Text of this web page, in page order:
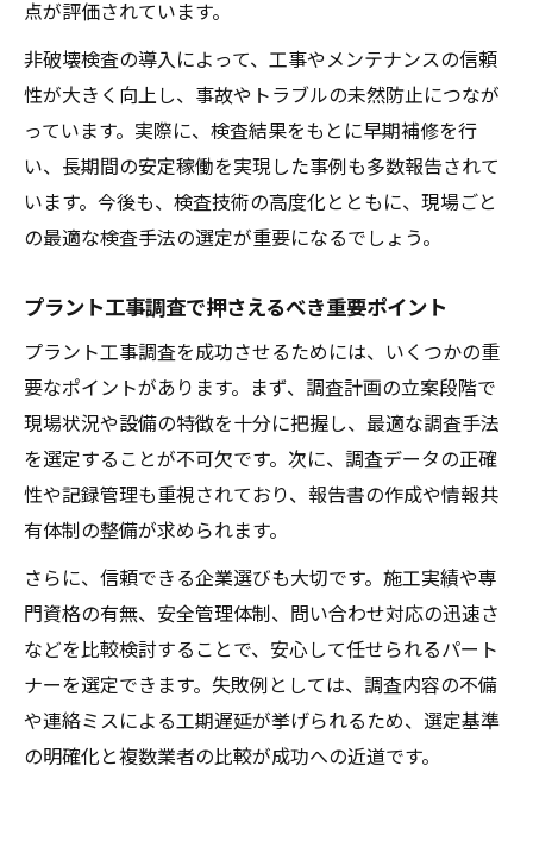
点が評価されています。
非破壊検査の導入によって、工事やメンテナンスの信頼
性が大きく向上し、事故やトラブルの未然防止につなが
っています。実際に、検査結果をもとに早期補修を行
い、長期間の安定稼働を実現した事例も多数報告されて
います。今後も、検査技術の高度化とともに、現場ごと
の最適な検査手法の選定が重要になるでしょう。
プラント工事調査で押さえるべき重要ポイント
プラント工事調査を成功させるためには、いくつかの重
要なポイントがあります。まず、調査計画の立案段階で
現場状況や設備の特徴を十分に把握し、最適な調査手法
を選定することが不可欠です。次に、調査データの正確
性や記録管理も重視されており、報告書の作成や情報共
有体制の整備が求められます。
さらに、信頼できる企業選びも大切です。施工実績や専
門資格の有無、安全管理体制、問い合わせ対応の迅速さ
などを比較検討することで、安心して任せられるパート
ナーを選定できます。失敗例としては、調査内容の不備
や連絡ミスによる工期遅延が挙げられるため、選定基準
の明確化と複数業者の比較が成功への近道です。